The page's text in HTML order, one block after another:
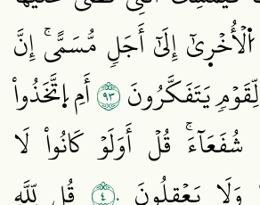
إِلَىٰٓ أَجَلٖ مُّسَمًّىۚ إِنَّ
يَتَفَكَّرُونَ٣٩أَمِ اِ۪تَّخَذُواْ
قُلۡ أَوَلَوۡ كَانُواْ لَا
يَعۡقِلُونَ
قُل لِّلَّهِ